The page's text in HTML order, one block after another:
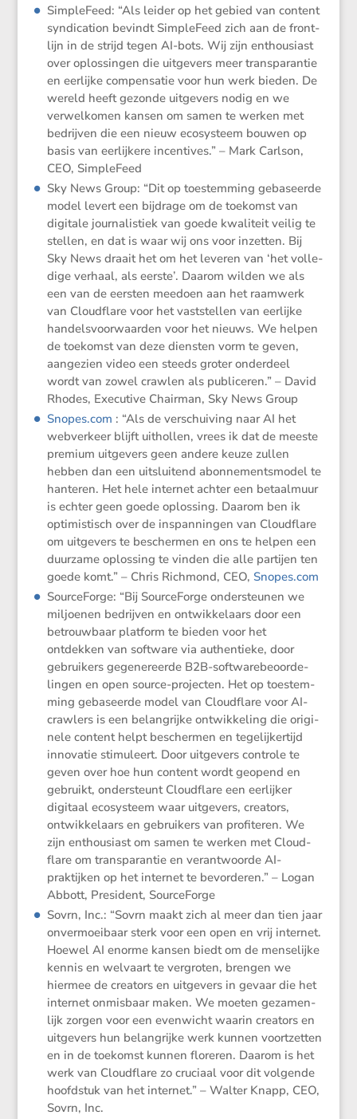
Simple­Feed: “Als leider op het gebied van content
syndi­ca­tion bevindt Simple­Feed zich aan de front­
lijn in de strijd tegen AI-bots. Wij zijn enthou­siast
over oplos­singen die uitge­vers meer trans­pa­rantie
en eerlijke compen­satie voor hun werk bieden. De
wereld heeft gezonde uitge­vers nodig en we
verwel­komen kansen om samen te werken met
bedrijven die een nieuw ecosys­teem bouwen op
basis van eerlij­kere incen­tives.” – Mark Carlson,
CEO, SimpleFeed
Sky News Group: “Dit op toestem­ming gebaseerde
model levert een bijdrage om de toekomst van
digitale journa­lis­tiek van goede kwali­teit veilig te
stellen, en dat is waar wij ons voor inzetten. Bij
Sky News draait het om het leveren van ‘het volle­
dige verhaal, als eerste’. Daarom wilden we als
een van de eersten meedoen aan het raamwerk
van Cloud­flare voor het vaststellen van eerlijke
handels­voor­waarden voor het nieuws. We helpen
de toekomst van deze diensten vorm te geven,
aange­zien video een steeds groter onder­deel
wordt van zowel crawlen als publi­ceren.” – David
Rhodes, Execu­tive Chairman, Sky News Group
Snopes​.com : “Als de verschui­ving naar AI het
webver­keer blijft uithollen, vrees ik dat de meeste
premium uitge­vers geen andere keuze zullen
hebben dan een uitslui­tend abonne­ments­model te
hanteren. Het hele internet achter een betaal­muur
is echter geen goede oplos­sing. Daarom ben ik
optimis­tisch over de inspan­ningen van Cloud­flare
om uitge­vers te beschermen en ons te helpen een
duurzame oplos­sing te vinden die alle partijen ten
goede komt.” – Chris Richmond, CEO, Snopes​.com
Source­Forge: “Bij Source­Forge onder­steunen we
miljoenen bedrijven en ontwik­ke­laars door een
betrouw­baar platform te bieden voor het
ontdekken van software via authen­tieke, door
gebrui­kers gegene­reerde B2B-softwa­re­be­oor­de­
lingen en open source-projecten. Het op toestem­
ming gebaseerde model van Cloud­flare voor AI-
crawlers is een belang­rijke ontwik­ke­ling die origi­
nele content helpt beschermen en tegelij­ker­tijd
innovatie stimu­leert. Door uitge­vers controle te
geven over hoe hun content wordt geopend en
gebruikt, onder­steunt Cloud­flare een eerlijker
digitaal ecosys­teem waar uitge­vers, creators,
ontwik­ke­laars en gebrui­kers van profi­teren. We
zijn enthou­siast om samen te werken met Cloud­
flare om trans­pa­rantie en verant­woorde AI-
praktijken op het internet te bevor­deren.” – Logan
Abbott, Presi­dent, SourceForge
Sovrn, Inc.: “Sovrn maakt zich al meer dan tien jaar
onver­moei­baar sterk voor een open en vrij internet.
Hoewel AI enorme kansen biedt om de mense­lijke
kennis en welvaart te vergroten, brengen we
hiermee de creators en uitge­vers in gevaar die het
internet onmis­baar maken. We moeten gezamen­
lijk zorgen voor een evenwicht waarin creators en
uitge­vers hun belang­rijke werk kunnen voort­zetten
en in de toekomst kunnen floreren. Daarom is het
werk van Cloud­flare zo cruciaal voor dit volgende
hoofd­stuk van het internet.” – Walter Knapp, CEO,
Sovrn, Inc.